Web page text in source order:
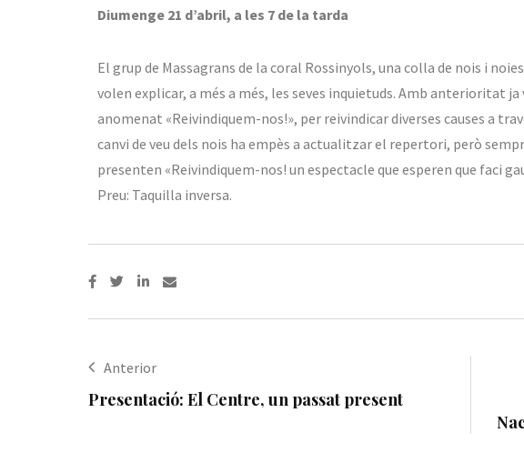
Diumenge 21 d’abril, a les 7 de la tarda
El grup de Massagrans de la coral Rossinyols, una colla de nois i
volen explicar, a més a més, les seves inquietuds. Amb anterioritat
anomenat «Reivindiquem-nos!», per reivindicar diverses causes a
canvi de veu dels nois ha empès a actualitzar el repertori, però
presenten «Reivindiquem-nos! un espectacle que esperen que faci
Preu: Taquilla inversa.
Anterior
Presentació: El Centre, un passat present